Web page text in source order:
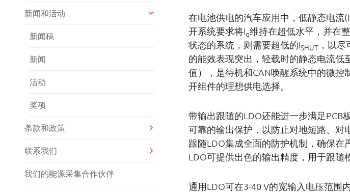
新闻和活动
新闻稿
新闻
活动
奖项
条款和政策
联系我们
我们的能源采集合作伙伴
在电池供电的汽车应用中，低静态电流(I
开系统要求将Iq维持在超低水平，并在
状态的系统，则需要超低的ISHUT ，以
的能效表现突出，轻载时的静态电流低
值），是待机和CAN唤醒系统中的微控
开组件的理想供电选择。
带输出跟随的LDO还能进一步满足PCB
可靠的输出保护，以防止对地短路、对
跟随LDO集成全面的防护机制，确保
LDO可提供出色的输出精度，用于跟随
通用LDO可在3-40 V的宽输入电压范围